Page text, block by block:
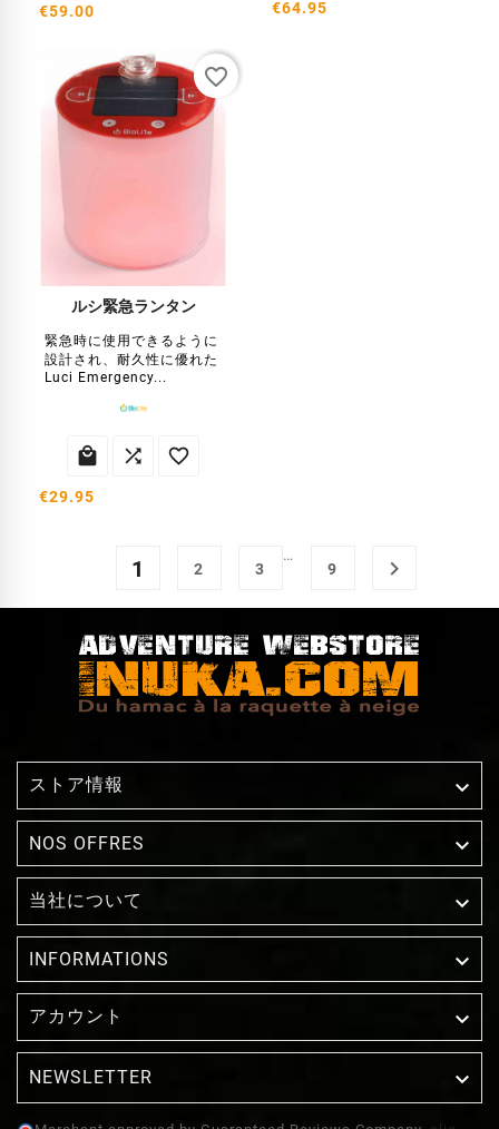
€59.00 €64.95
ルシ緊急ランタン
緊急時に使用できるように
設計され、耐久性に優れた
Luci Emergency...
  
€29.95
favorite_border
1 2 3
…
9

ストア情報 
NOS OFFRES 
当社について 
INFORMATIONS 
アカウント 
NEWSLETTER 